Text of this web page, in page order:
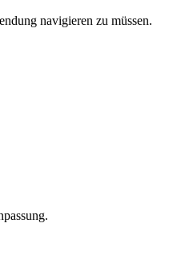
navigieren zu müssen.